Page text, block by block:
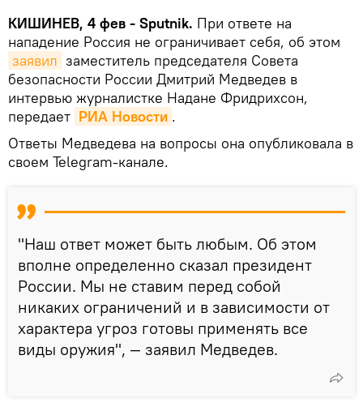
КИШИНЕВ, 4 фев - Sputnik. При ответе на
нападение Россия не ограничивает себя, об этом
заявил заместитель председателя Совета
безопасности России Дмитрий Медведев в
интервью журналистке Надане Фридрихсон,
передает РИА Новости .
Ответы Медведева на вопросы она опубликовала в
своем Telegram-канале.
"Наш ответ может быть любым. Об этом
вполне определенно сказал президент
России. Мы не ставим перед собой
никаких ограничений и в зависимости от
характера угроз готовы применять все
виды оружия", — заявил Медведев.